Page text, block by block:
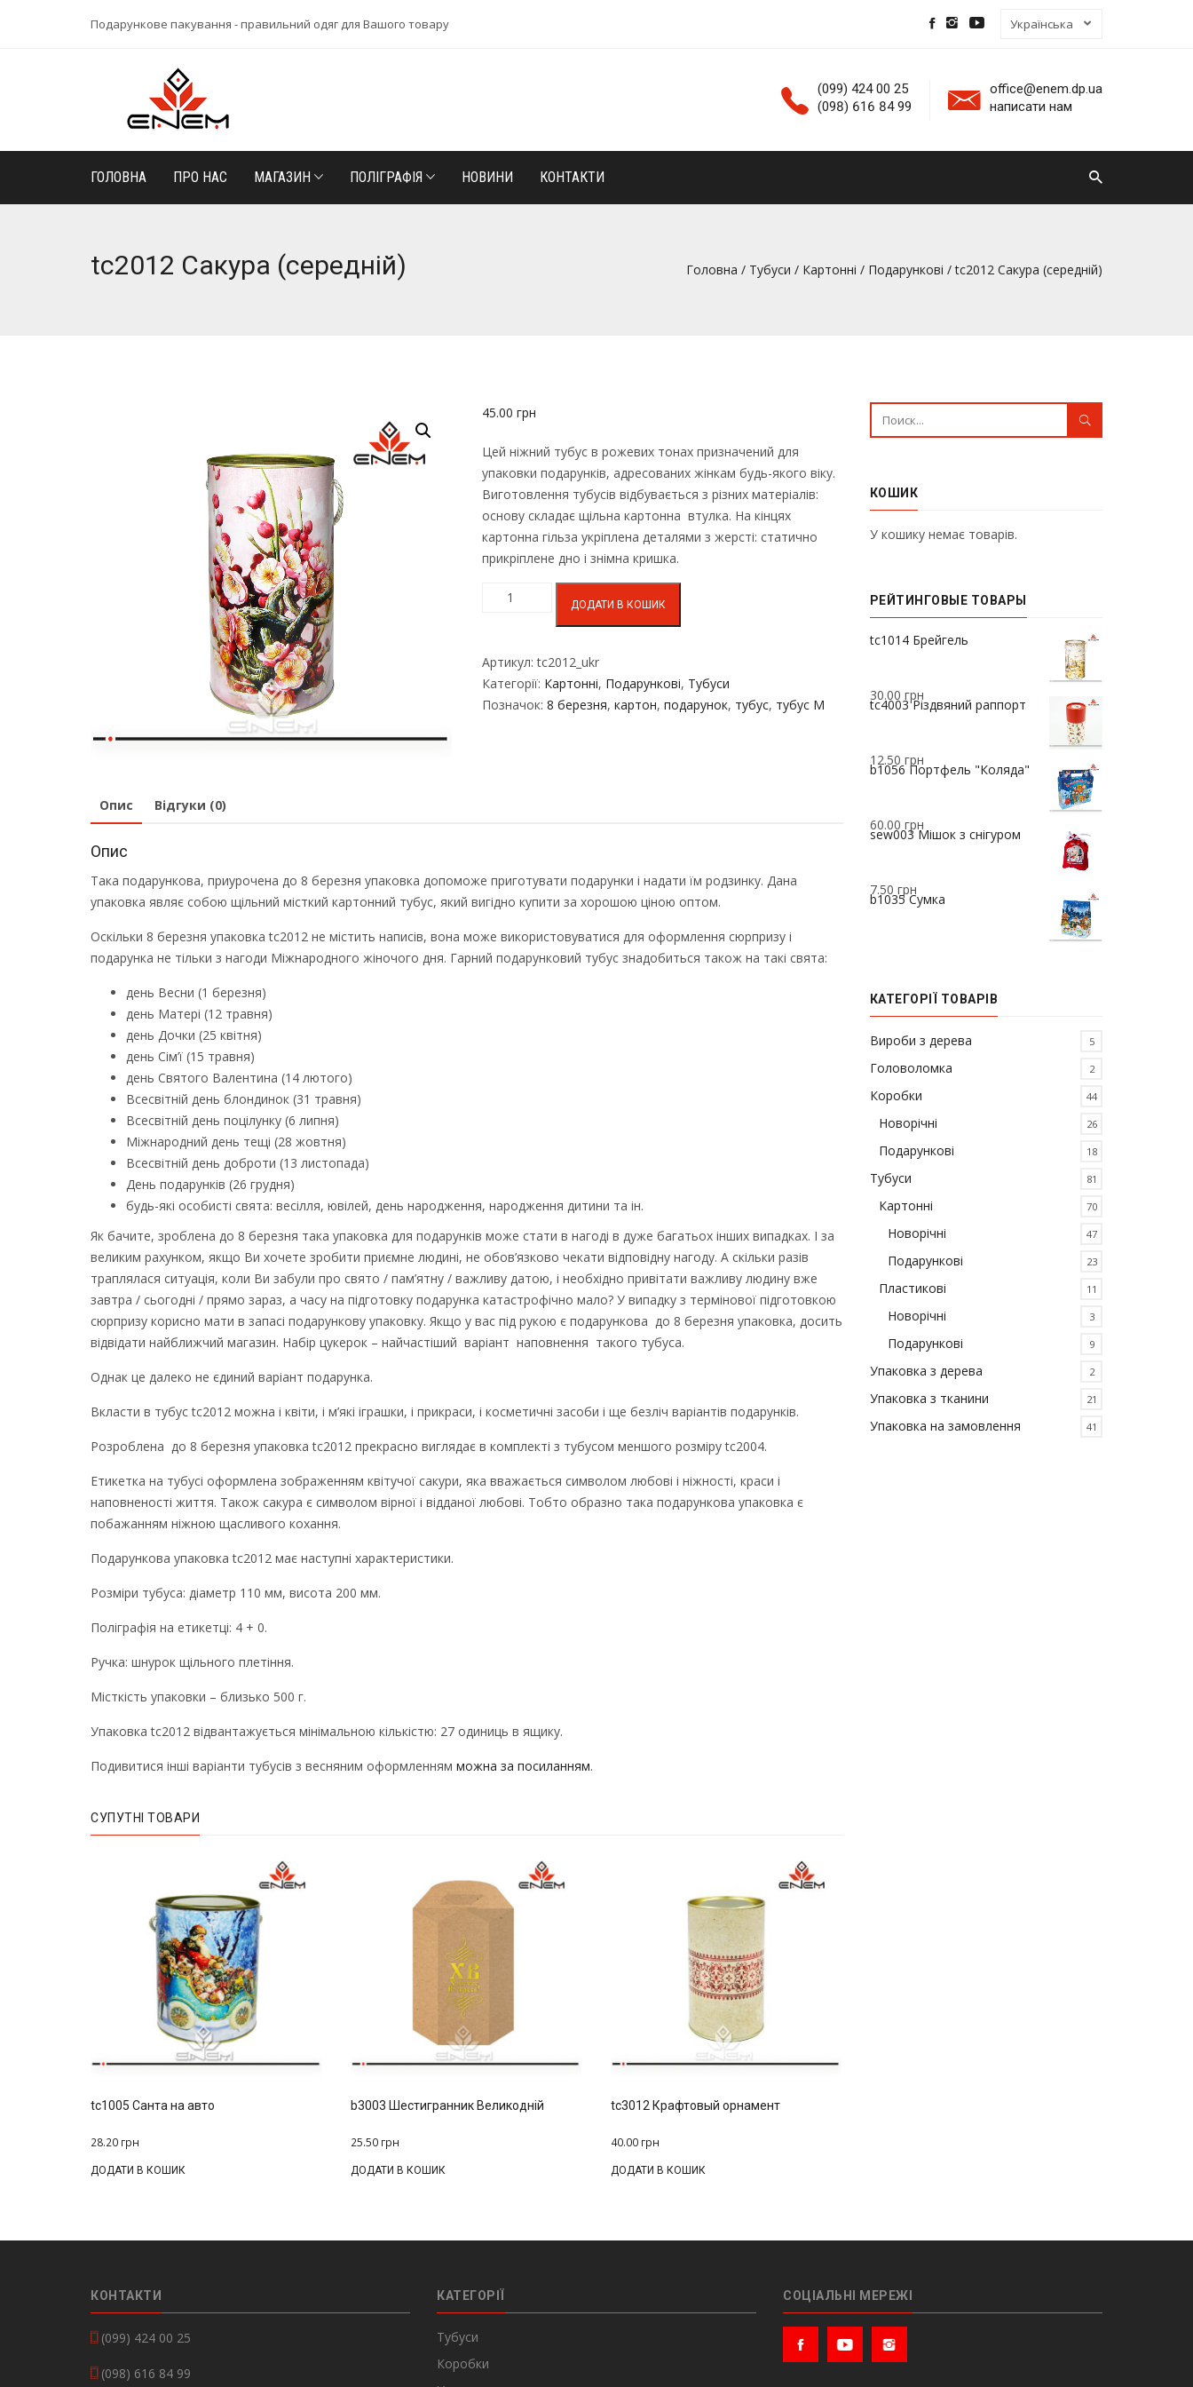
Подарункове пакування - правильний одяг для Вашого товару
(099) 424 00 25
(098) 616 84 99
office@enem.dp.ua
написати нам
ГОЛОВНА ПРО НАС МАГАЗИН ПОЛІГРАФІЯ НОВИНИ КОНТАКТИ
tc2012 Сакура (середній) Головна / Тубуси / Картонні / Подарункові / tc2012 Сакура (середній)
45.00 грн
Цей ніжний тубус в рожевих тонах призначений для
упаковки подарунків, адресованих жінкам будь-якого віку.
Виготовлення тубусів відбувається з різних матеріалів:
основу складає щільна картонна втулка. На кінцях
картонна гільза укріплена деталями з жерсті: статично
прикріплене дно і знімна кришка.
ДОДАТИ В КОШИК
Артикул:tc2012_ukr
Категорії: Картонні, Подарункові, Тубуси
Позначок: 8 березня, картон, подарунок, тубус, тубус M
Опис Відгуки (0)
Опис
Така подарункова, приурочена до 8 березня упаковка допоможе приготувати подарунки і надати їм родзинку. Дана
упаковка являє собою щільний місткий картонний тубус, який вигідно купити за хорошою ціною оптом.
Оскільки 8 березня упаковка tc2012 не містить написів, вона може використовуватися для оформлення сюрпризу і
подарунка не тільки з нагоди Міжнародного жіночого дня. Гарний подарунковий тубус знадобиться також на такі свята:
день Весни (1 березня)
день Матері (12 травня)
день Дочки (25 квітня)
день Сім’ї (15 травня)
день Святого Валентина (14 лютого)
Всесвітній день блондинок (31 травня)
Всесвітній день поцілунку (6 липня)
Міжнародний день тещі (28 жовтня)
Всесвітній день доброти (13 листопада)
День подарунків (26 грудня)
будь-які особисті свята: весілля, ювілей, день народження, народження дитини та ін.
Як бачите, зроблена до 8 березня така упаковка для подарунків може стати в нагоді в дуже багатьох інших випадках. І за
великим рахунком, якщо Ви хочете зробити приємне людині, не обов’язково чекати відповідну нагоду. А скільки разів
траплялася ситуація, коли Ви забули про свято / пам’ятну / важливу датою, і необхідно привітати важливу людину вже
завтра / сьогодні / прямо зараз, а часу на підготовку подарунка катастрофічно мало? У випадку з термінової підготовкою
сюрпризу корисно мати в запасі подарункову упаковку. Якщо у вас під рукою є подарункова до 8 березня упаковка, досить
відвідати найближчий магазин. Набір цукерок – найчастіший варіант наповнення такого тубуса.
Однак це далеко не єдиний варіант подарунка.
Вкласти в тубус tc2012 можна і квіти, і м’які іграшки, і прикраси, і косметичні засоби і ще безліч варіантів подарунків.
Розроблена до 8 березня упаковка tc2012 прекрасно виглядає в комплекті з тубусом меншого розміру tc2004.
Етикетка на тубусі оформлена зображенням квітучої сакури, яка вважається символом любові і ніжності, краси і
наповненості життя. Також сакура є символом вірної і відданої любові. Тобто образно така подарункова упаковка є
побажанням ніжною щасливого кохання.
Подарункова упаковка tc2012 має наступні характеристики.
Розміри тубуса: діаметр 110 мм, висота 200 мм.
Поліграфія на етикетці: 4 + 0.
Ручка: шнурок щільного плетіння.
Місткість упаковки – близько 500 г.
Упаковка tc2012 відвантажується мінімальною кількістю: 27 одиниць в ящику.
Подивитися інші варіанти тубусів з весняним оформленням можна за посиланням.
СУПУТНІ ТОВАРИ
tc1005 Санта на авто
28.20 грн
ДОДАТИ В КОШИК
b3003 Шестигранник Великодній
25.50 грн
ДОДАТИ В КОШИК
tc3012 Крафтовый орнамент
40.00 грн
ДОДАТИ В КОШИК
КОШИК
У кошику немає товарів.
РЕЙТИНГОВЫЕ ТОВАРЫ
tc1014 Брейгель
37.00грн
tc4003 Різдвяний раппорт
30.00 грн
b1056 Портфель "Коляда"
12.50 грн
sew003 Мішок з снігуром
60.00 грн
b1035 Сумка
7.50 грн
КАТЕГОРІЇ ТОВАРІВ
Вироби з дерева 5
Головоломка 2
Коробки 44
Новорічні 26
Подарункові 18
Тубуси 81
Картонні 70
Новорічні 47
Подарункові 23
Пластикові 11
Новорічні 3
Подарункові 9
Упаковка з дерева 2
Упаковка з тканини 21
Упаковка на замовлення 41
КОНТАКТИ
(099) 424 00 25
(098) 616 84 99
КАТЕГОРІЇ
Тубуси
Коробки
СОЦІАЛЬНІ МЕРЕЖІ